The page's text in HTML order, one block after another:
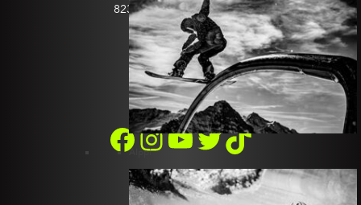
Alppi
82350 Tikkala, Tohmajärvi
Finland
YHTEYSTIEDOT
+358 10 3465 310
patrol@patrol.fi
FACEBOOK
INSTAGRAM
YOUTUBE
TWITTER
TIKTOK